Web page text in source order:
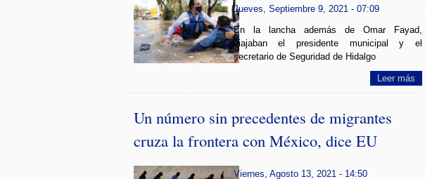
Jueves, Septiembre 9, 2021 - 07:09
En la lancha además de Omar Fayad,
viajaban el presidente municipal y el
secretario de Seguridad de Hidalgo
Leer más
Un número sin precedentes de migrantes
cruza la frontera con México, dice EU
Viernes, Agosto 13, 2021 - 14:50